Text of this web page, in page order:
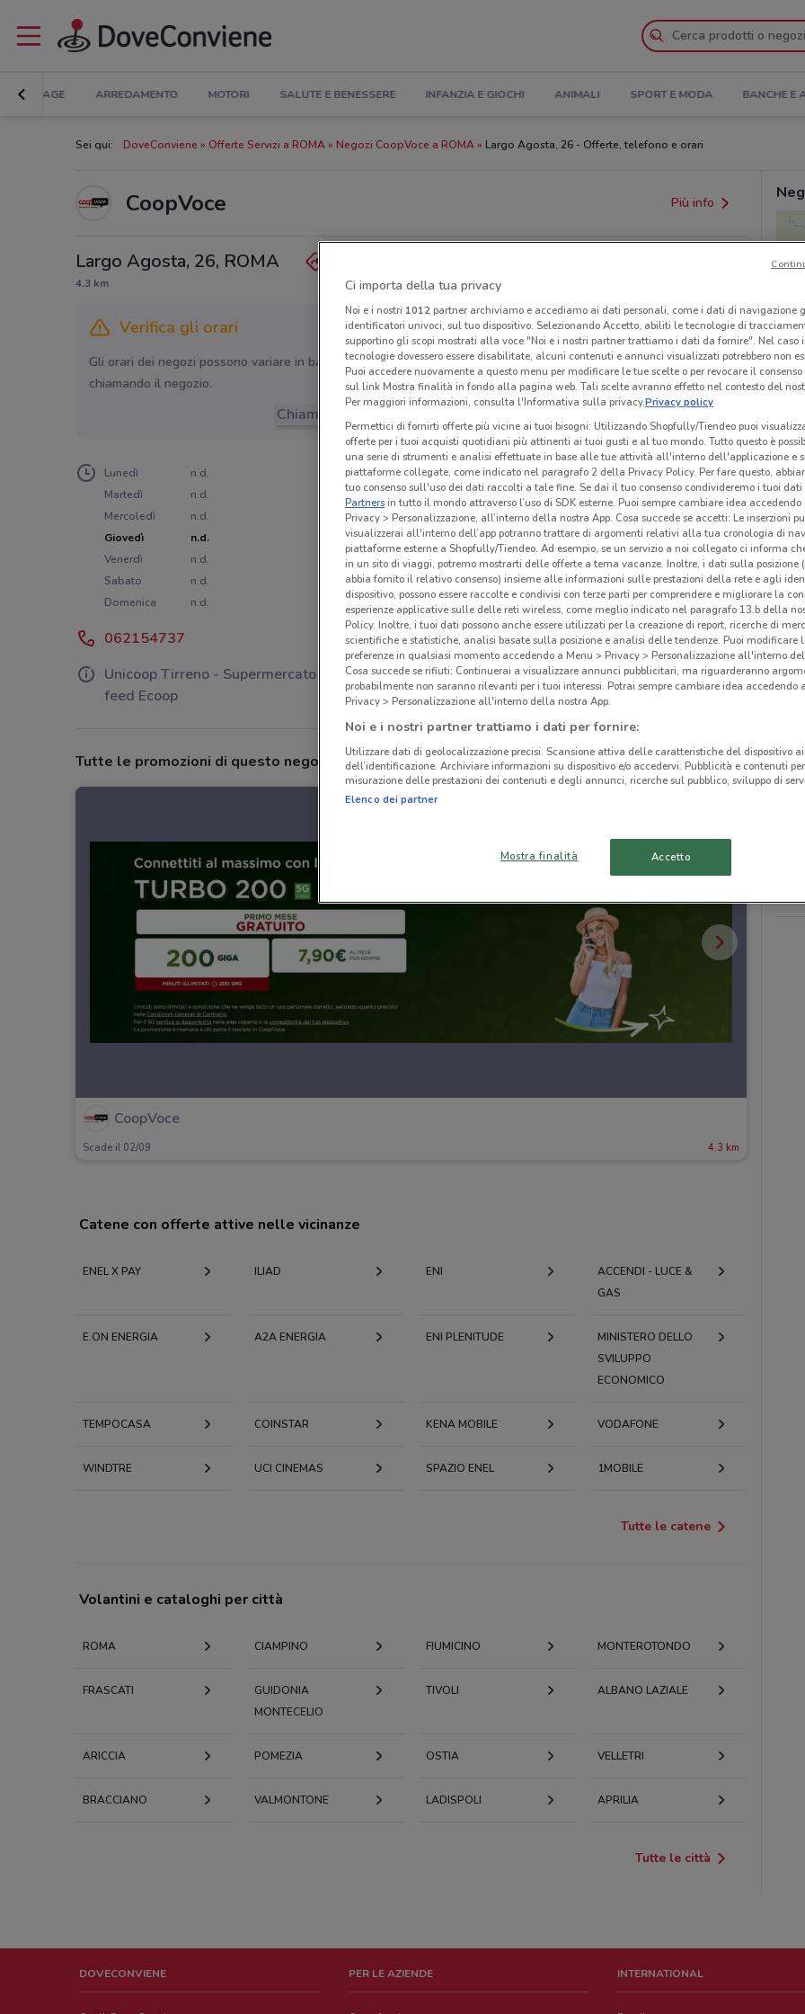
BRICOLAGE ARREDAMENTO MOTORI SALUTE E BENESSERE INFANZIA E GIOCHI ANIMALI SPORT E MODA BANCHE E
Sei qui: DoveConviene Offerte Servizi a ROMA Negozi CoopVoce a ROMA Largo Agosta, 26 - Offerte, telefono e orari
CoopVoce Più info
Largo Agosta, 26, ROMA
4.3 km
Verifica gli orari
Gli orari dei negozi possono variare in base agli ultimi provvedimenti regionali o nazionali. Verifica l’accuratezza
chiamando il negozio.
Chiama il negozio
Lunedì
n.d.
Martedì
n.d.
Mercoledì
n.d.
Giovedì
n.d.
Venerdì
n.d.
Sabato
n.d.
Domenica
n.d.
062154737
Unicoop Tirreno - Supermercato - Store from
feed Ecoop
Tutte le promozioni di questo negozio
CoopVoce
Scade il 02/09 4.3 km
Catene con offerte attive nelle vicinanze
ENEL X PAY ILIAD ENI
ACCENDI - LUCE &
GAS
E.ON ENERGIA A2A ENERGIA ENI PLENITUDE
MINISTERO DELLO
SVILUPPO
ECONOMICO
TEMPOCASA COINSTAR KENA MOBILE VODAFONE
WINDTRE UCI CINEMAS SPAZIO ENEL 1MOBILE
Tutte le catene
Volantini e cataloghi per città
ROMA CIAMPINO FIUMICINO MONTEROTONDO
FRASCATI
GUIDONIA
MONTECELIO
TIVOLI ALBANO LAZIALE
ARICCIA POMEZIA OSTIA VELLETRI
BRACCIANO VALMONTONE LADISPOLI APRILIA
Tutte le città
DOVECONVIENE PER LE AZIENDE INTERNATIONAL
Ci importa della tua privacy
Noi e i nostri 1012partner archiviamo e accediamo ai dati personali, come i dati di navigazione
identificatori univoci, sul tuo dispositivo. Selezionando Accetto, abiliti le tecnologie di
supportino gli scopi mostrati alla voce "Noi e i nostri partner trattiamo i dati da fornire". Nel caso
tecnologie dovessero essere disabilitate, alcuni contenuti e annunci visualizzati potrebbero non
Puoi accedere nuovamente a questo menu per modificare le tue scelte o per revocare il
sul link Mostra finalità in fondo alla pagina web. Tali scelte avranno effetto nel contesto del
Per maggiori informazioni, consulta l'Informativa sulla privacy.Privacy policy
Permettici di fornirti offerte più vicine ai tuoi bisogni: Utilizzando Shopfully/Tiendeo puoi
offerte per i tuoi acquisti quotidiani più attinenti ai tuoi gusti e al tuo mondo. Tutto questo è
una serie di strumenti e analisi effettuate in base alle tue attività all'interno dell'applicazione e
piattaforme collegate, come indicato nel paragrafo 2 della Privacy Policy. Per fare questo,
tuo consenso sull'uso dei dati raccolti a tale fine. Se dai il tuo consenso condivideremo i tuoi dati
Partnersin tutto il mondo attraverso l’uso di SDK esterne. Puoi sempre cambiare idea accedendo
Privacy > Personalizzazione, all’interno della nostra App. Cosa succede se accetti: Le inserzioni
visualizzerai all'interno dell’app potranno trattare di argomenti relativi alla tua cronologia di
piattaforme esterne a Shopfully/Tiendeo. Ad esempio, se un servizio a noi collegato ci informa
in un sito di viaggi, potremo mostrarti delle offerte a tema vacanze. Inoltre, i dati sulla posizione
abbia fornito il relativo consenso) insieme alle informazioni sulle prestazioni della rete e agli
dispositivo, possono essere raccolte e condivisi con terze parti per comprendere e migliorare la
esperienze applicative sulle delle reti wireless, come meglio indicato nel paragrafo 13.b della
Policy. Inoltre, i tuoi dati possono anche essere utilizzati per la creazione di report, ricerche di
scientifiche e statistiche, analisi basate sulla posizione e analisi delle tendenze. Puoi modificare
preferenze in qualsiasi momento accedendo a Menu > Privacy > Personalizzazione all'interno
Cosa succede se rifiuti: Continuerai a visualizzare annunci pubblicitari, ma riguarderanno
probabilmente non saranno rilevanti per i tuoi interessi. Potrai sempre cambiare idea accedendo
Privacy > Personalizzazione all'interno della nostra App.
Noi e i nostri partner trattiamo i dati per fornire:
Utilizzare dati di geolocalizzazione precisi. Scansione attiva delle caratteristiche del dispositivo
dell’identificazione. Archiviare informazioni su dispositivo e/o accedervi. Pubblicità e contenuti
misurazione delle prestazioni dei contenuti e degli annunci, ricerche sul pubblico, sviluppo di
Elenco dei partner
Mostra finalità Accetto